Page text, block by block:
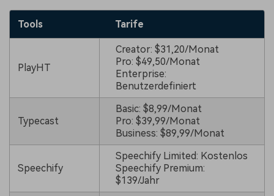
Tools Tarife
PlayHT
Creator: $31,20/Monat
Pro: $49,50/Monat
Enterprise:
Benutzerdefiniert
Typecast
Basic: $8,99/Monat
Pro: $39,99/Monat
Business: $89,99/Monat
Speechify
Speechify Limited: Kostenlos
Speechify Premium:
$139/Jahr